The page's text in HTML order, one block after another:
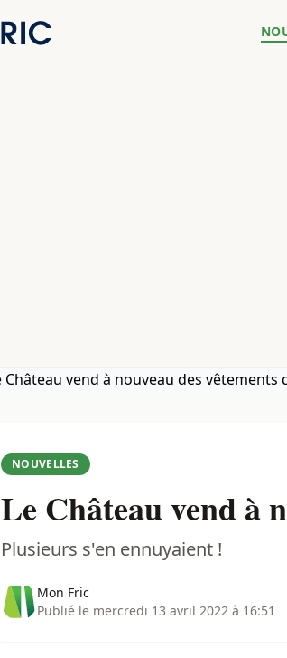
NOUVELLES
Le Château vend à
Plusieurs s'en ennuyaient !
Mon Fric
Publié le mercredi 13 avril 2022 à 16:51